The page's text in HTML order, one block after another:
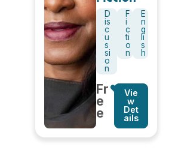
D
is
c
u
s
si
o
n
F
i
c
ti
o
n
E
n
g
li
s
h
Fr
e
e
Vie
w
Det
ails